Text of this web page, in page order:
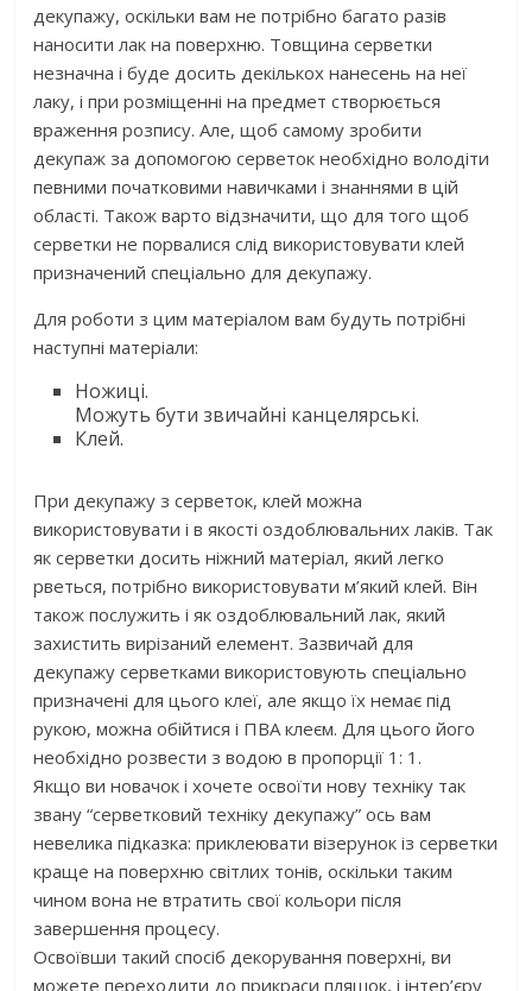
декупажу, оскільки вам не потрібно багато разів
наносити лак на поверхню. Товщина серветки
незначна і буде досить декількох нанесень на неї
лаку, і при розміщенні на предмет створюється
враження розпису. Але, щоб самому зробити
декупаж за допомогою серветок необхідно володіти
певними початковими навичками і знаннями в цій
області. Також варто відзначити, що для того щоб
серветки не порвалися слід використовувати клей
призначений спеціально для декупажу.
Для роботи з цим матеріалом вам будуть потрібні
наступні матеріали:
Ножиці.
Можуть бути звичайні канцелярські.
Клей.
При декупажу з серветок, клей можна
використовувати і в якості оздоблювальних лаків. Так
як серветки досить ніжний матеріал, який легко
рветься, потрібно використовувати м’який клей. Він
також послужить і як оздоблювальний лак, який
захистить вирізаний елемент. Зазвичай для
декупажу серветками використовують спеціально
призначені для цього клеї, але якщо їх немає під
рукою, можна обійтися і ПВА клеєм. Для цього його
необхідно розвести з водою в пропорції 1: 1.
Якщо ви новачок і хочете освоїти нову техніку так
звану “серветковий техніку декупажу” ось вам
невелика підказка: приклеювати візерунок із серветки
краще на поверхню світлих тонів, оскільки таким
чином вона не втратить свої кольори після
завершення процесу.
Освоївши такий спосіб декорування поверхні, ви
можете переходити до прикраси пляшок, і інтер’єру